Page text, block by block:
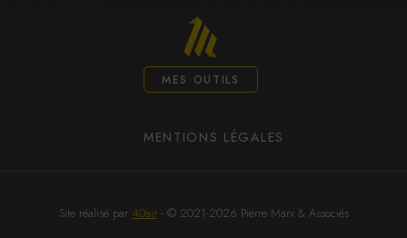
MES OUTILS
MENTIONS LÉGALES
Site réalisé par 40air- © 2021-2026 Pierre Marx & Associés